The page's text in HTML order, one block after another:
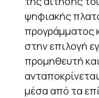
ψηφιακής
προγράμματος
στην επιλογή
προμηθευτή
μέσα από τα